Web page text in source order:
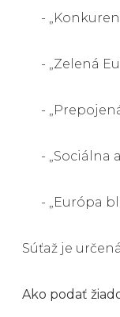
-
- „Zelená
-
- „Sociálna
- „Európa
Súťaž je
Ako podať